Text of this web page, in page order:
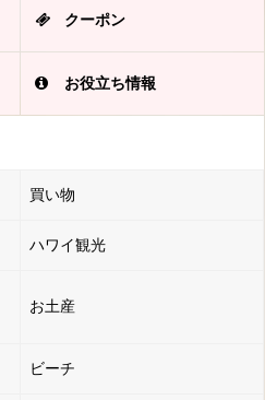
クーポン
お役立ち情報
買い物
ハワイ観光
お土産
ビーチ